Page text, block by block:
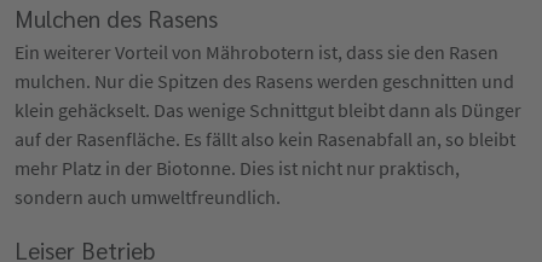
Mulchen des Rasens
Ein weiterer Vorteil von Mährobotern ist, dass sie den Rasen
mulchen. Nur die Spitzen des Rasens werden geschnitten und
klein gehäckselt. Das wenige Schnittgut bleibt dann als Dünger
auf der Rasenfläche. Es fällt also kein Rasenabfall an, so bleibt
mehr Platz in der Biotonne. Dies ist nicht nur praktisch,
sondern auch umweltfreundlich.
Leiser Betrieb